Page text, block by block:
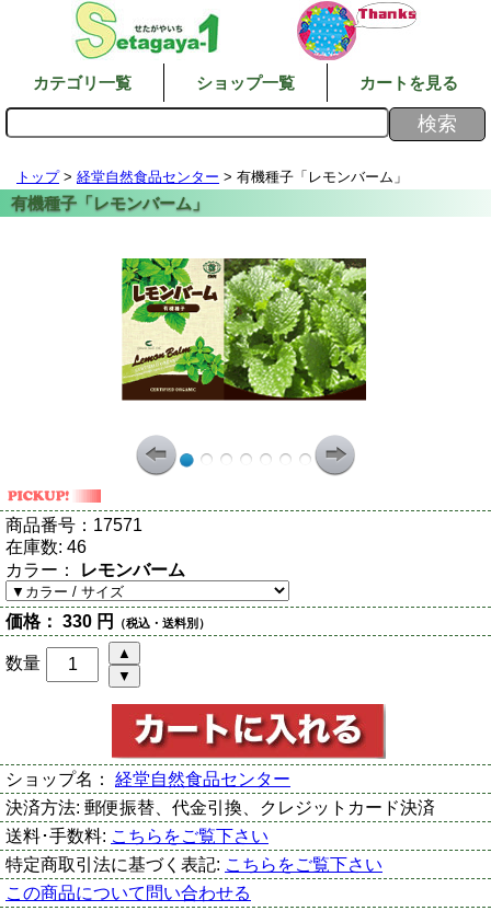
カテゴリ一覧 ショップ一覧 カートを見る
トップ> 経堂自然食品センター > 有機種子「レモンバーム」
商品番号： 17571
在庫数: 46
カラー： レモンバーム
価格： 330 円 （税込・送料別）
数量
ショップ名： 経堂自然食品センター
決済方法: 郵便振替、代金引換、クレジットカード決済
送料･手数料: こちらをご覧下さい
特定商取引法に基づく表記: こちらをご覧下さい
この商品について問い合わせる